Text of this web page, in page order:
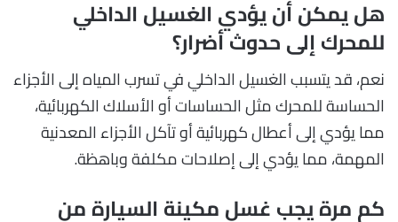
هل يمكن أن يؤدي الغسيل الداخلي
للمحرك إلى حدوث أضرار؟
نعم، قد يتسبب الغسيل الداخلي في تسرب المياه إلى الأجزاء
الحساسة للمحرك مثل الحساسات أو الأسلاك الكهربائية،
مما يؤدي إلى أعطال كهربائية أو تآكل الأجزاء المعدنية
المهمة، مما يؤدي إلى إصلاحات مكلفة وباهظة.
كم مرة يجب غسل مكينة السيارة من